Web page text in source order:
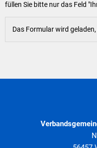
füllen Sie bitte nur das Feld
Das Formular wird